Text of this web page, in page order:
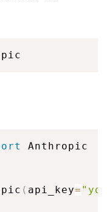
Anthropic
( api_key=